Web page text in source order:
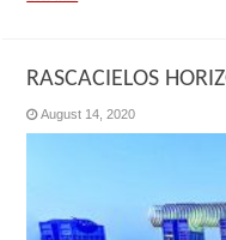
RASCACIELOS
August 14, 2020